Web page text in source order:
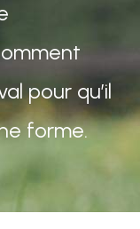
pour qu’il
forme.